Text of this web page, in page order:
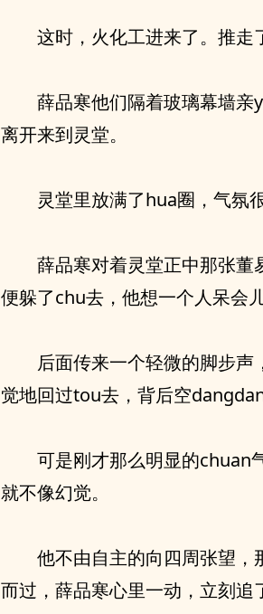
这时，火化工进来了。推走
薛品寒他们隔着玻璃幕墙
离开来到灵堂。
灵堂里放满了hua圈，气氛
薛品寒对着灵堂正中那张董
便躲了chu去，他想一个人呆会儿
后面传来一个轻微的脚步
觉地回过tou去，背后空
可是刚才那么明显的chuan
就不像幻觉。
他不由自主的向四周张望
而过，薛品寒心里一动，立刻追